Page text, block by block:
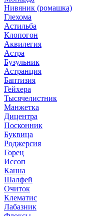
Нивяник (ромашка)
Глехома
Астильба
Клопогон
Аквилегия
Астра
Бузульник
Астранция
Баптизия
Гейхера
Тысячелистник
Манжетка
Дицентра
Посконник
Буквица
Роджерсия
Горец
Иссоп
Канна
Шалфей
Очиток
Клематис
Лабазник